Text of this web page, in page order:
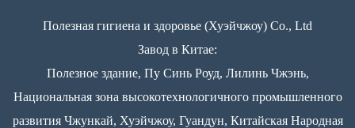
Полезная гигиена и здоровье (Хуэйчжоу) Co., Ltd
Завод в Китае:
Полезное здание, Пу Синь Роуд, Лилинь Чжэнь,
Национальная зона высокотехнологичного промышленного
развития Чжункай, Хуэйчжоу, Гуандун, Китайская Народная